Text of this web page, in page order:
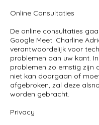
Online Consultaties
De online consultaties
Google Meet. Charline
verantwoordelijk voor
problemen aan uw kant.
problemen zo ernstig zijn
niet kan doorgaan of
afgebroken, zal deze
worden gebracht.
Privacy